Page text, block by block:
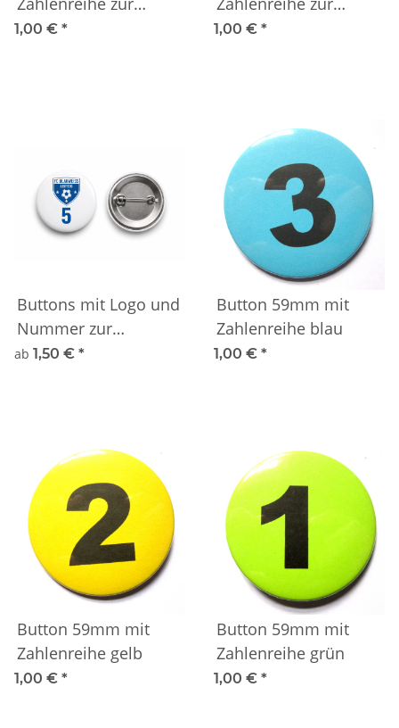
Gruppeneinteilung
1,00 € *
Gruppeneinteilung
1,00 € *
Buttons mit Logo und
Nummer zur
Gruppeneinteilung
ab 1,50 € *
Button 59mm mit
Zahlenreihe blau
1,00 € *
Button 59mm mit
Zahlenreihe gelb
1,00 € *
Button 59mm mit
Zahlenreihe grün
1,00 € *